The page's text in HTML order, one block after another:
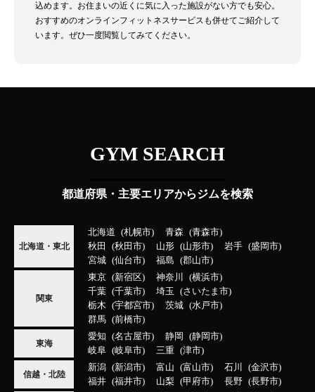
込めます。お住まいの近くに気に入った施設がない方でも安心。
おすすめのオンラインフィットネスサービスも併せてご紹介して
います。ぜひ一度閲覧してみてください。
GYM SEARCH
都道府県・主要エリアからジムを検索
北海道・東北
北海道 札幌市 青森
青森市
秋田
秋田市 山形 山形市 岩手
盛岡市
宮城
仙台市 福島 郡山市
関東
東京 新宿区 神奈川
横浜市
千葉
千葉市 埼玉
さいたま市
栃木
宇都宮市 茨城
水戸市
群馬
前橋市
東海
愛知 名古屋市 静岡
静岡市
岐阜
岐阜市 三重 津市
信越・北陸
新潟 新潟市 富山 富山市 石川
金沢市
福井
福井市 山梨 甲府市 長野 長野市